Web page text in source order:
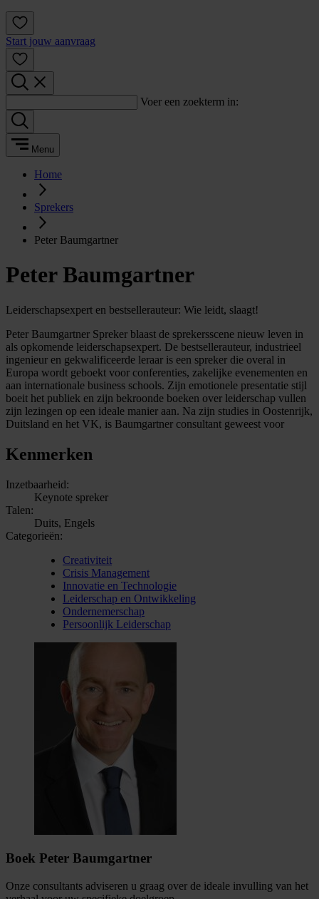
Start jouw aanvraag
Voer een zoekterm in:
Menu
Home
Sprekers
Peter Baumgartner
Peter Baumgartner
Leiderschapsexpert en bestsellerauteur: Wie leidt, slaagt!
Peter Baumgartner Spreker blaast de sprekersscene nieuw leven in
als opkomende leiderschapsexpert. De bestsellerauteur, industrieel
ingenieur en gekwalificeerde leraar is een spreker die overal in
Europa wordt geboekt voor conferenties, zakelijke evenementen en
aan internationale business schools. Zijn emotionele presentatie stijl
boeit het publiek en zijn bekroonde boeken over leiderschap vullen
zijn lezingen op een ideale manier aan. Na zijn studies in Oostenrijk,
Duitsland en het VK, is Baumgartner consultant geweest voor
Kenmerken
Inzetbaarheid:
Keynote spreker
Talen:
Duits, Engels
Categorieën:
Creativiteit
Crisis Management
Innovatie en Technologie
Leiderschap en Ontwikkeling
Ondernemerschap
Persoonlijk Leiderschap
Boek Peter Baumgartner
Onze consultants adviseren u graag over de ideale invulling van het